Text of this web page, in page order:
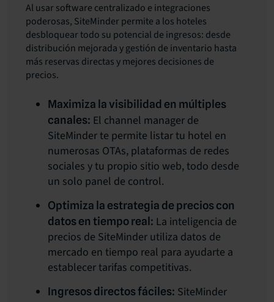
Al usar software centralizado e integraciones
poderosas, SiteMinder permite a los hoteles
desbloquear todo su potencial de ingresos: desde
distribución mejorada y gestión de inventario hasta
más reservas directas y mejores decisiones de
precios.
Maximiza la visibilidad en múltiples
canales: El channel manager de
SiteMinder te permite listar tu hotel en
numerosas OTAs, plataformas de redes
sociales y tu propio sitio web, todo desde
un solo panel de control.
Optimiza la estrategia de precios con
datos en tiempo real: La inteligencia de
precios de SiteMinder utiliza datos de
mercado en tiempo real para ayudarte a
establecer tarifas competitivas.
Ingresos directos fáciles: SiteMinder